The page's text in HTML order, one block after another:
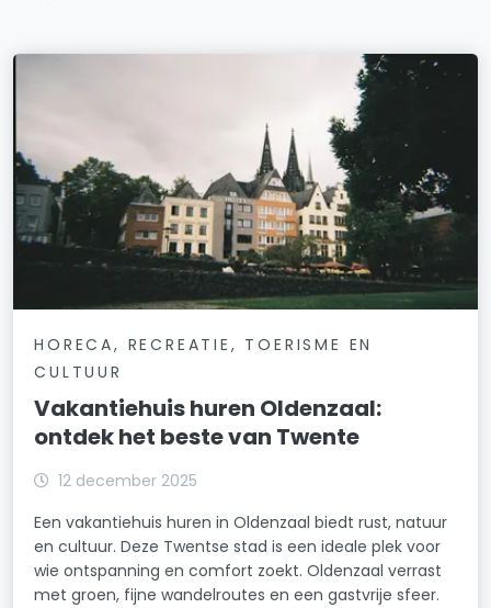
HORECA, RECREATIE, TOERISME EN
CULTUUR
Vakantiehuis huren Oldenzaal:
ontdek het beste van Twente
12 december 2025
Een vakantiehuis huren in Oldenzaal biedt rust, natuur
en cultuur. Deze Twentse stad is een ideale plek voor
wie ontspanning en comfort zoekt. Oldenzaal verrast
met groen, fijne wandelroutes en een gastvrije sfeer.